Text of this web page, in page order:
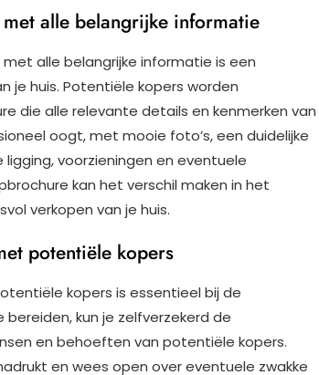
alle belangrijke informatie
alle belangrijke informatie is een
je huis. Potentiële kopers worden
die alle relevante details en kenmerken van
oogt, met mooie foto’s, een duidelijke
voorzieningen en eventuele
kan het verschil maken in het
verkopen van je huis.
potentiële kopers
kopers is essentieel bij de
kun je zelfverzekerd de
en behoeften van potentiële kopers.
en wees open over eventuele zwakke